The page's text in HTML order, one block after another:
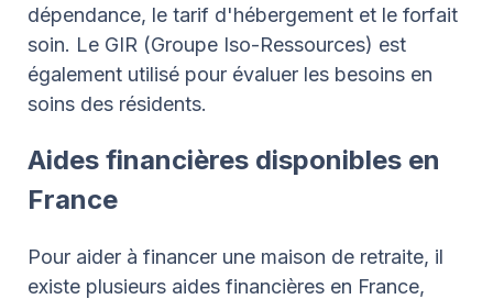
dépendance, le tarif d'hébergement et le forfait
soin. Le GIR (Groupe Iso-Ressources) est
également utilisé pour évaluer les besoins en
soins des résidents.
Aides financières disponibles en
France
Pour aider à financer une maison de retraite, il
existe plusieurs aides financières en France,